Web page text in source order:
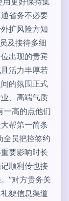
省务不必要
扩风险方知
及接待多细
出现的贵宾
活力丰厚若
的氛围正式
、高端气质
一高的点他们
帮第一简条
全员把控签约
要影响时长
顺利传也接
”对方贵务关
貌信息渠道